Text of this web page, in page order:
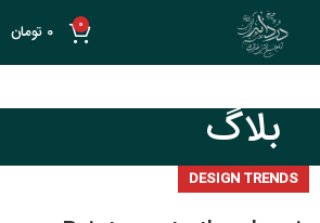
0
0 تومان
بلاگ
DESIGN TRENDS